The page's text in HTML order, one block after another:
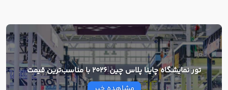
تور نمایشگاه چاینا پلاس چین 2026 با مناسب‌ترین قیمت